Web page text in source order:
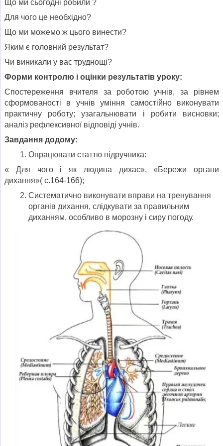
Що ми сьогодні робили ?
Для чого це необхідно?
Що ми можемо ж цього винести?
Яким є головний результат?
Чи виникали у вас труднощі?
Форми контролю і оцінки результатів уроку:
Спостереження вчителя за роботою учнів, за рівнем
сформованості в учнів уміння самостійно виконувати
практичну роботу; узагальнювати і робити висновки;
аналіз рефлексивної відповіді учнів.
Завдання додому:
Опрацювати статтю підручника:
« Для чого і як людина дихає», «Бережи органи
дихання»( с.164-166);
Систематично виконувати вправи на тренування
органів дихання, слідкувати за правильним
диханням, особливо в морозну і сиру погоду.